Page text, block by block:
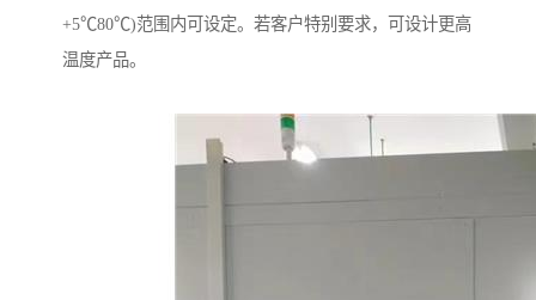
+5℃80℃)范围内可设定。若客户特别要求，可设计更高
温度产品。